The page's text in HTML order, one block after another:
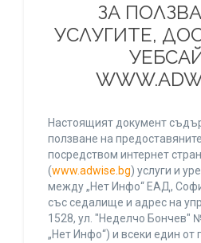
ЗА
УСЛУГИТЕ,
Настоящият документ
ползване на
посредством интернет
(www.adwise.bg) услуги и
между „Нет Инфо“ ЕАД,
със седалище и адрес на
1528, ул. "Неделчо Бончев"
„Нет Инфо“) и всеки един от